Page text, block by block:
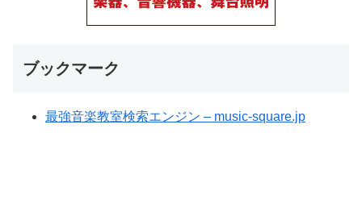
ブックマーク
最強音楽教室検索エンジン – music-square.jp